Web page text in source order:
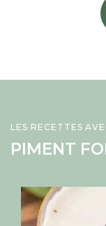
LES RECETTES
PIMENT